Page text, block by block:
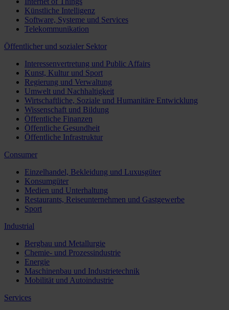
Künstliche Intelligenz
Software, Systeme und Services
Telekommunikation
Öffentlicher und sozialer Sektor
Interessenvertretung und Public Affairs
Kunst, Kultur und Sport
Regierung und Verwaltung
Umwelt und Nachhaltigkeit
Wirtschaftliche, Soziale und Humanitäre Entwicklung
Wissenschaft und Bildung
Öffentliche Finanzen
Öffentliche Gesundheit
Öffentliche Infrastruktur
Consumer
Einzelhandel, Bekleidung und Luxusgüter
Konsumgüter
Medien und Unterhaltung
Restaurants, Reiseunternehmen und Gastgewerbe
Sport
Industrial
Bergbau und Metallurgie
Chemie- und Prozessindustrie
Energie
Maschinenbau und Industrietechnik
Mobilität und Autoindustrie
Services